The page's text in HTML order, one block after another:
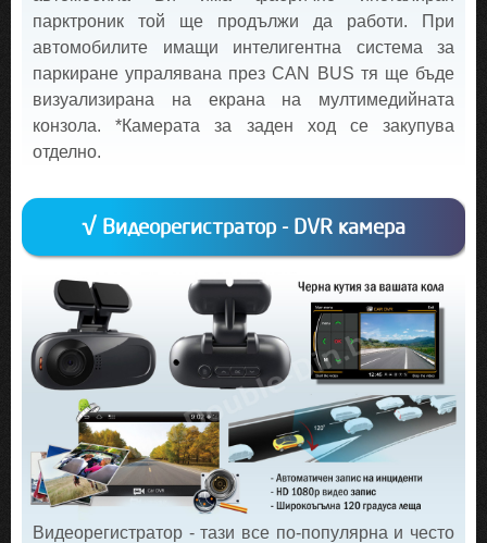
парктроник той ще продължи да работи. При
автомобилите имащи интелигентна система за
паркиране упралявана през CAN BUS тя ще бъде
визуализирана на екрана на мултимедийната
конзола. *Камерата за заден ход се закупува
отделно.
√ Видеорегистратор - DVR камера
Видеорегистратор - тази все по-популярна и често